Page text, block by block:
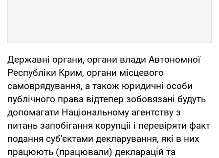
Державні органи, органи влади Автономної
Республіки Крим, органи місцевого
самоврядування, а також юридичні особи
публічного права відтепер зобовязані будуть
допомагати Національному агентству з
питань запобігання корупціі і перевіряти факт
подання суб'єктами декларування, які в них
працюють (працювали) декларацій та